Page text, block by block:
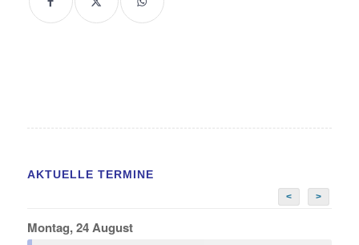
AKTUELLE TERMINE
< >
Montag, 24 August